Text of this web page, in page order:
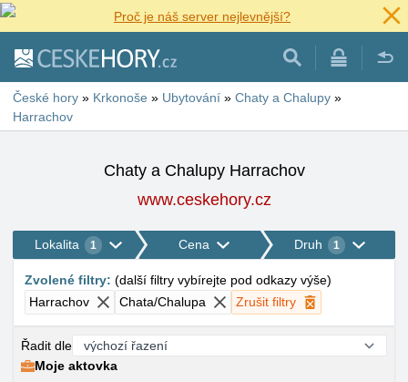
Proč je náš server nejlevnější?
České hory » Krkonoše » Ubytování » Chaty a Chalupy »
Harrachov
Chaty a Chalupy Harrachov
www.ceskehory.cz
Lokalita 1 Cena Druh 1
Zvolené filtry: (další filtry vybírejte pod odkazy výše)
Harrachov
Chata/Chalupa Zrušit filtry
Řadit dle
Moje aktovka